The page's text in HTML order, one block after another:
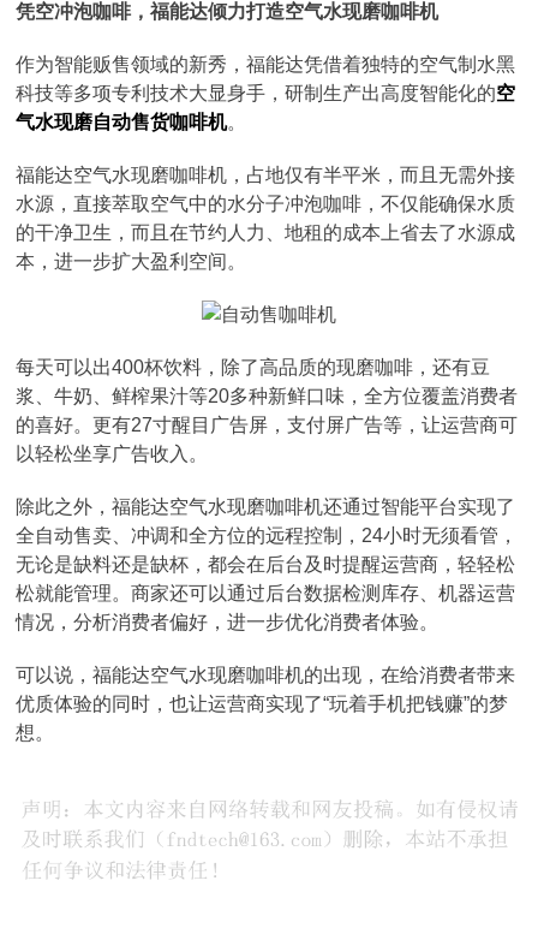
凭空冲泡咖啡，福能达倾力打造空气水现磨咖啡机
作为智能贩售领域的新秀，福能达凭借着独特的空气制水黑
科技等多项专利技术大显身手，研制生产出高度智能化的空
气水现磨自动售货咖啡机。
福能达空气水现磨咖啡机，占地仅有半平米，而且无需外接
水源，直接萃取空气中的水分子冲泡咖啡，不仅能确保水质
的干净卫生，而且在节约人力、地租的成本上省去了水源成
本，进一步扩大盈利空间。
每天可以出400杯饮料，除了高品质的现磨咖啡，还有豆
浆、牛奶、鲜榨果汁等20多种新鲜口味，全方位覆盖消费者
的喜好。更有27寸醒目广告屏，支付屏广告等，让运营商可
以轻松坐享广告收入。
除此之外，福能达空气水现磨咖啡机还通过智能平台实现了
全自动售卖、冲调和全方位的远程控制，24小时无须看管，
无论是缺料还是缺杯，都会在后台及时提醒运营商，轻轻松
松就能管理。商家还可以通过后台数据检测库存、机器运营
情况，分析消费者偏好，进一步优化消费者体验。
可以说，福能达空气水现磨咖啡机的出现，在给消费者带来
优质体验的同时，也让运营商实现了“玩着手机把钱赚”的梦
想。